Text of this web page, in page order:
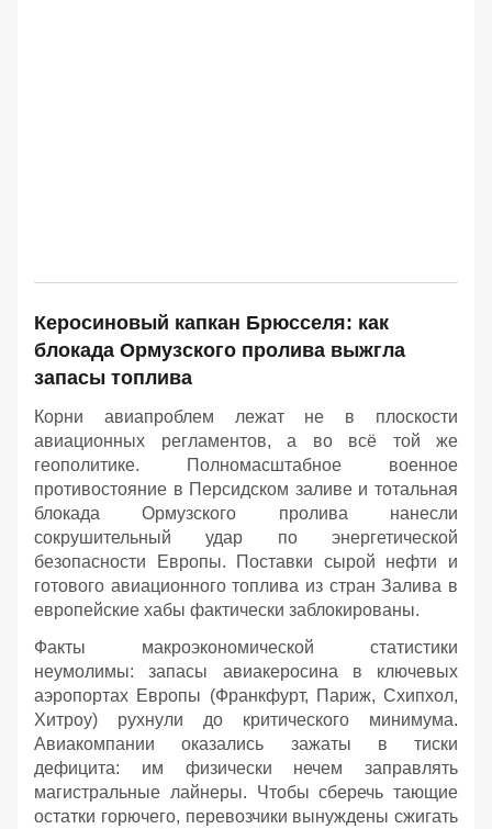
Керосиновый капкан Брюсселя: как
блокада Ормузского пролива выжгла
запасы топлива
Корни авиапроблем лежат не в плоскости
авиационных регламентов, а во всё той же
геополитике. Полномасштабное военное
противостояние в Персидском заливе и тотальная
блокада Ормузского пролива нанесли
сокрушительный удар по энергетической
безопасности Европы. Поставки сырой нефти и
готового авиационного топлива из стран Залива в
европейские хабы фактически заблокированы.
Факты макроэкономической статистики
неумолимы: запасы авиакеросина в ключевых
аэропортах Европы (Франкфурт, Париж, Схипхол,
Хитроу) рухнули до критического минимума.
Авиакомпании оказались зажаты в тиски
дефицита: им физически нечем заправлять
магистральные лайнеры. Чтобы сберечь тающие
остатки горючего, перевозчики вынуждены сжигать